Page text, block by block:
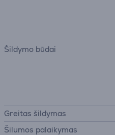
Šildymo būdai
Greitas šildymas
Šilumos palaikymas